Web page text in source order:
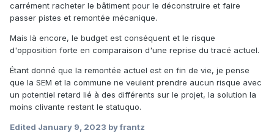
carrément racheter le bâtiment pour le déconstruire et faire
passer pistes et remontée mécanique.
Mais là encore, le budget est conséquent et le risque
d'opposition forte en comparaison d'une reprise du tracé actuel.
Étant donné que la remontée actuel est en fin de vie, je pense
que la SEM et la commune ne veulent prendre aucun risque avec
un potentiel retard lié à des différents sur le projet, la solution la
moins clivante restant le statuquo.
Edited January 9, 2023 by frantz